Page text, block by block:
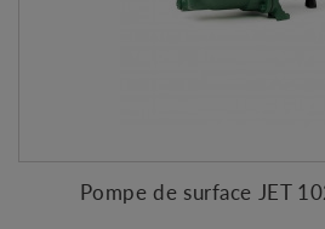
Pompe de surface JET